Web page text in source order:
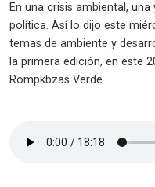
En una crisis ambiental,
política. Así lo dijo este
temas de ambiente y
la primera edición, en este
Rompkbzas Verde.